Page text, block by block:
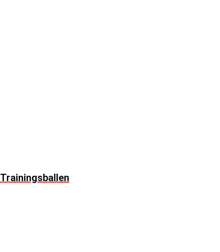
Trainingsballen